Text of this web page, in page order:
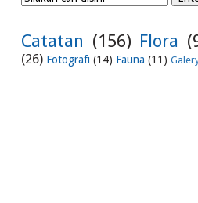
Catatan (156) Flora
(26) Fotografi (14) Fauna (11)